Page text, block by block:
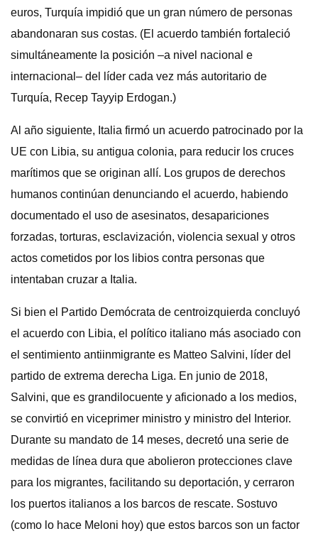
euros, Turquía impidió que un gran número de personas
abandonaran sus costas. (El acuerdo también fortaleció
simultáneamente la posición –a nivel nacional e
internacional– del líder cada vez más autoritario de
Turquía, Recep Tayyip Erdogan.)
Al año siguiente, Italia firmó un acuerdo patrocinado por la
UE con Libia, su antigua colonia, para reducir los cruces
marítimos que se originan allí. Los grupos de derechos
humanos continúan denunciando el acuerdo, habiendo
documentado el uso de asesinatos, desapariciones
forzadas, torturas, esclavización, violencia sexual y otros
actos cometidos por los libios contra personas que
intentaban cruzar a Italia.
Si bien el Partido Demócrata de centroizquierda concluyó
el acuerdo con Libia, el político italiano más asociado con
el sentimiento antiinmigrante es Matteo Salvini, líder del
partido de extrema derecha Liga. En junio de 2018,
Salvini, que es grandilocuente y aficionado a los medios,
se convirtió en viceprimer ministro y ministro del Interior.
Durante su mandato de 14 meses, decretó una serie de
medidas de línea dura que abolieron protecciones clave
para los migrantes, facilitando su deportación, y cerraron
los puertos italianos a los barcos de rescate. Sostuvo
(como lo hace Meloni hoy) que estos barcos son un factor